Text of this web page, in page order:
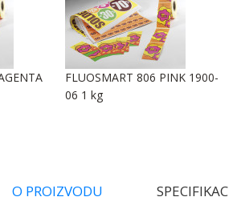
FLUOSMART 806 PINK 1900-
06 1 kg
O PROIZVODU